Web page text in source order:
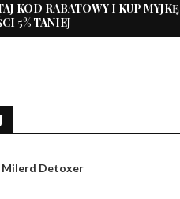
KOD RABATOWY I KUP MYJKĘ
5% TANIEJ
Milerd Detoxer